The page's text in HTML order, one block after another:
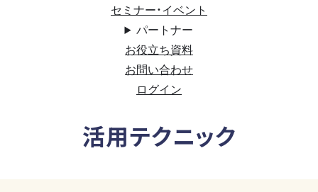
セミナー・イベント
パートナー
お役立ち資料
お問い合わせ
ログイン
活用テクニック